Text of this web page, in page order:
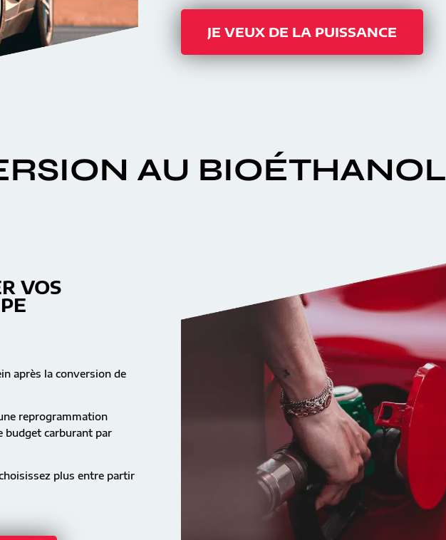
JE VEUX DE LA PUISSANCE
AU BIOÉTHANOL
VOS
après la conversion de
reprogrammation
budget carburant par
plus entre partir